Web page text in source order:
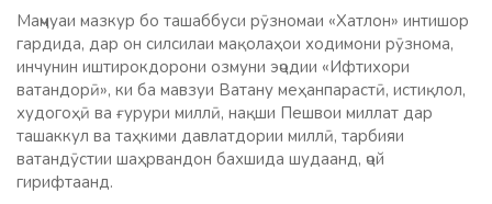
Маҷмуаи мазкур бо ташаббуси рӯзномаи «Хатлон» интишор
гардида, дар он силсилаи мақолаҳои ходимони рӯзнома,
инчунин иштирокдорони озмуни эҷодии «Ифтихори
ватандорӣ», ки ба мавзуи Ватану меҳанпарастӣ, истиқлол,
худогоҳӣ ва ғурури миллӣ, нақши Пешвои миллат дар
ташаккул ва таҳкими давлатдории миллӣ, тарбияи
ватандӯстии шаҳрвандон бахшида шудаанд, ҷой
гирифтаанд.